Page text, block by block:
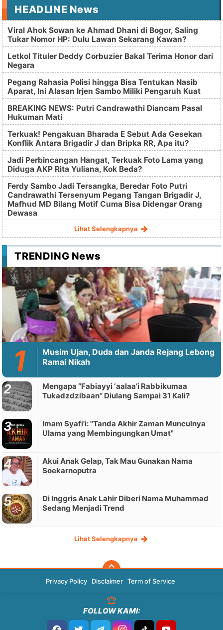
HEADLINE News
Viral Ahok Sowan ke Ahmad Dhani di Bogor, Saling
Tukar Nomor HP: Dulu Lawan Sekarang Kawan?
Letkol Tituler Deddy Corbuzier Bakal Terima Honor dari
Negara
Pegang Rahasia Polisi hingga Bisa Tentukan Nasib
Aparat, Ini Alasan Irjen Sambo Miliki Pengaruh Kuat
BREAKING NEWS: Putri Candrawathi Diancam Pasal
Hukuman Mati
Terkuak! Pengakuan Bharada E Sebut Ada Gesekan
Konflik Antara Brigadir J dan Bripka RR, Apa itu?
Jadi Perbincangan Hangat, Terkuak Foto Lama yang
Diduga AKP Rita Yuliana, Kok Beda?
Ferdy Sambo Jadi Tersangka, Beredar Foto Putri
Candrawathi Tersenyum Pegang Tangan Brigadir J,
Mafhud MD Bilang Motif Cuma Bisa Didengar Orang
Dewasa
Lihat Selengkapnya
TRENDING News
Musim Ujan, Duda dan Janda Rejang Lebong
Ramai Nikah
Mengapa “Fabiayyi ‘aalaa’i Rabbikumaa
Tukadzdzibaan” Diulang Sampai 31 Kali?
Imam Syafi'i: "Tanda Akhir Zaman Munculnya
Ulama yang Membingungkan Umat"
Akui Anak Gelap, Tak Mau Gunakan Nama
Soekarnoputra
Di Inggris Anak Lahir Diberi Nama Muhammad
Sedang Menjadi Trend
Lihat Selengkapnya
Privacy Policy Disclaimer Term of Service
FOLLOW KAMI: